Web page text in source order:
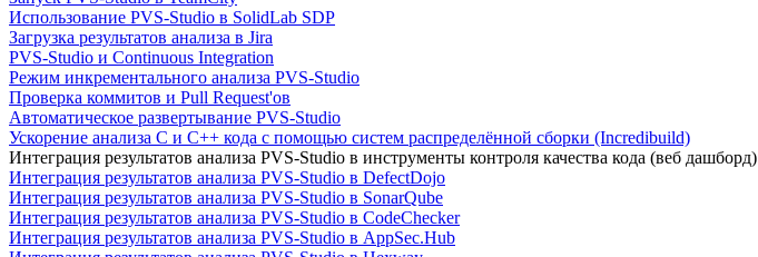
Использование PVS-Studio в SolidLab SDP
Загрузка результатов анализа в Jira
PVS-Studio и Continuous Integration
Режим инкрементального анализа PVS-Studio
Проверка коммитов и Pull Request'ов
Автоматическое развертывание PVS-Studio
Ускорение анализа C и C++ кода с помощью систем распределённой сборки (Incredibuild)
Интеграция результатов анализа PVS-Studio в инструменты контроля качества кода (веб дашборд)
Интеграция результатов анализа PVS-Studio в DefectDojo
Интеграция результатов анализа PVS-Studio в SonarQube
Интеграция результатов анализа PVS-Studio в CodeChecker
Интеграция результатов анализа PVS-Studio в AppSec.Hub